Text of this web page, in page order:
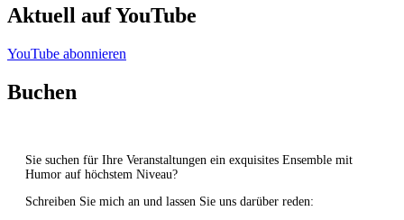
Aktuell auf YouTube
YouTube abonnieren
Buchen
Sie suchen für Ihre Veranstaltungen ein exquisites Ensemble mit
Humor auf höchstem Niveau?
Schreiben Sie mich an und lassen Sie uns darüber reden: